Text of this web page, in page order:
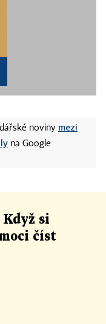
noviny mezi
na Google
si
číst